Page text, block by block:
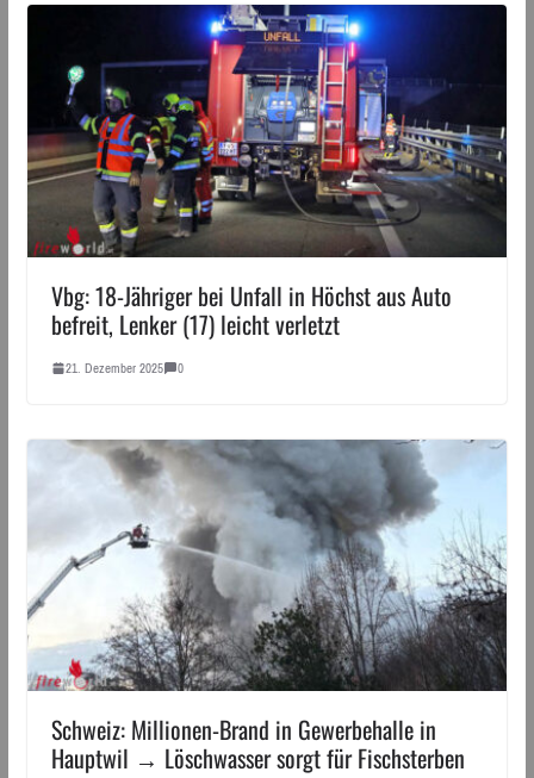
Vbg: 18-Jähriger bei Unfall in Höchst aus Auto
befreit, Lenker (17) leicht verletzt
21. Dezember 2025 0
Schweiz: Millionen-Brand in Gewerbehalle in
Hauptwil → Löschwasser sorgt für Fischsterben